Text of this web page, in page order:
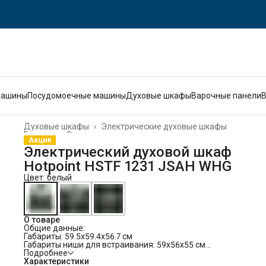
Посудомоечные машиныДуховые шкафыВарочные панели
Электрические духовые шкафы
Духовые шкафы
›
Встраиваемая техника
Главная
Акция
Электрический духовой шкаф
Hotpoint HSTF 1231 JSAH WHG
Цвет: белый
О товаре
Общие данные:
Габариты: 59.5х59.4х56.7 см
Габариты ниши для встраивания: 59х56х55 см
Объем: 72 л
Гриль: есть
Подробнее
Характеристики